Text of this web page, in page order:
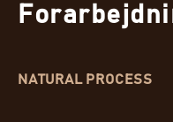
NATURAL PROCESS